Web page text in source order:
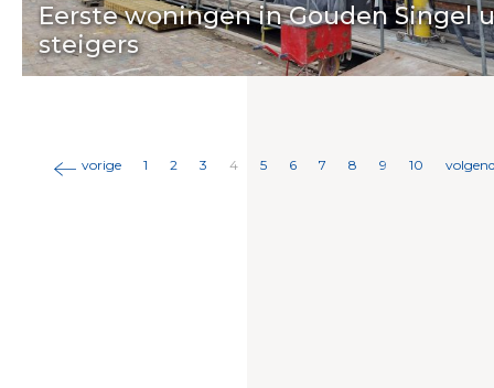
Eerste woningen in Gouden Singel
steigers
vorige 1 2 3 4 5 6 7 8 9 10